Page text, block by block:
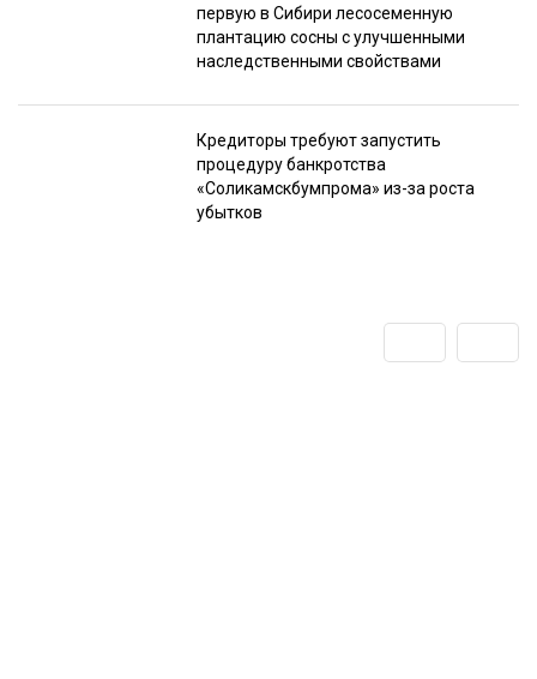
первую в Сибири лесосеменную
плантацию сосны с улучшенными
наследственными свойствами
Кредиторы требуют запустить
процедуру банкротства
«Соликамскбумпрома» из-за роста
убытков